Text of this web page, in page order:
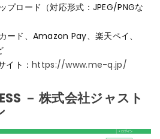
プロード（対応形式：JPEG/PNGな
ード、Amazon Pay、楽天ペイ、
イト：https://www.me-q.jp/
－ 株式会社ジャスト